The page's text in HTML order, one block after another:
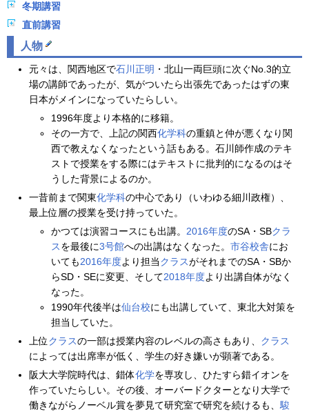
冬期講習
直前講習
人物
元々は、関西地区で石川正明 ・北山一両巨頭に次ぐNo.3的立
場の講師であったが、気がついたら出張先であったはずの東
日本がメインになっていたらしい。
1996年度より本格的に移籍。
その一方で、上記の関西化学科の重鎮と仲が悪くなり関
西で教えなくなったという話もある。石川師作成のテキ
ストで授業をする際にはテキストに批判的になるのはそ
うした背景によるのか。
一昔前まで関東化学科の中心であり（いわゆる細川政権）、
最上位層の授業を受け持っていた。
かつては演習コースにも出講。 2016年度のSA・SBクラ
スを最後に3号館への出講はなくなった。 市谷校舎にお
いても2016年度より担当クラスがそれまでのSA・SBか
らSD・SEに変更、そして2018年度より出講自体がなく
なった。
1990年代後半は仙台校にも出講していて、東北大対策を
担当していた。
上位クラスの一部は授業内容のレベルの高さもあり、 クラス
によっては出席率が低く、学生の好き嫌いが顕著である。
阪大大学院時代は、錯体化学を専攻し、ひたすら錯イオンを
作っていたらしい。その後、オーバードクターとなり大学で
働きながらノーベル賞を夢見て研究室で研究を続けるも、 駿